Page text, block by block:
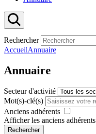
Rechercher
AccueilAnnuaire
Annuaire
Secteur d'activité
Mot(s)-clé(s)
Anciens adhérents
Afficher les anciens adhérents
Rechercher